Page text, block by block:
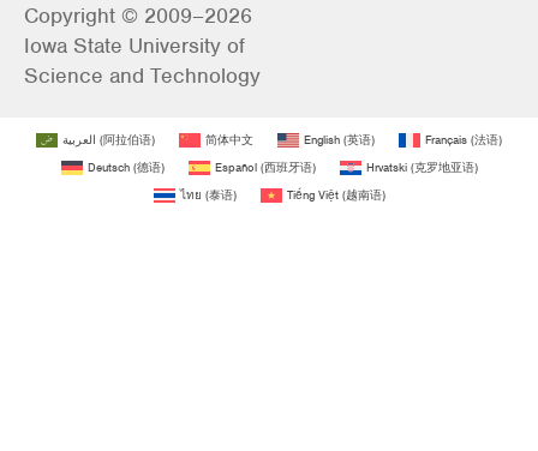
Copyright © 2009–2026
Iowa State University of
Science and Technology
العربية (阿拉伯语) 简体中文 English (英语) Français (法语)
Deutsch(德语) Español(西班牙语) Hrvatski(克罗地亚语)
ไทย (泰语) Tiếng Việt(越南语)